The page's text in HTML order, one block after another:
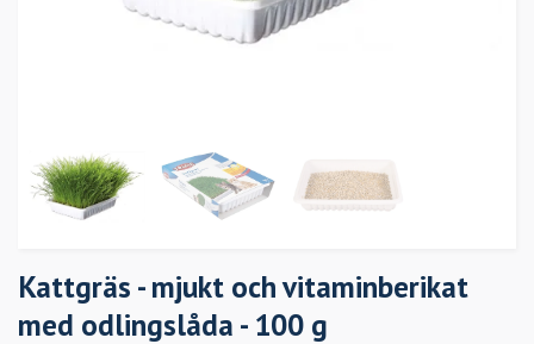
Kattgräs - mjukt och vitaminberikat
med odlingslåda - 100 g